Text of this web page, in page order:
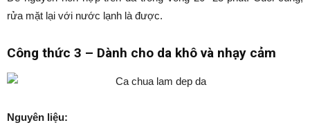
rửa mặt lại với nước lạnh là được.
Công thức 3 – Dành cho da khô và nhạy cảm
Nguyên liệu: